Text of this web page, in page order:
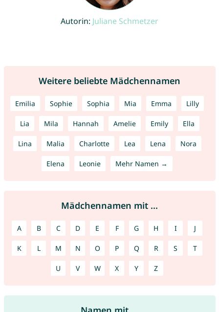
Autorin: Juliane Schmetzer
Weitere beliebte Mädchennamen
Emilia Sophie Sophia Mia Emma Lilly
Lia Mila Hannah Amelie Emily Ella
Lina Malia Charlotte Lea Lena Nora
Elena Leonie Mehr Namen →
Mädchennamen mit ...
A B C D E F G H I J
K L M N O P Q R S T
U V W X Y Z